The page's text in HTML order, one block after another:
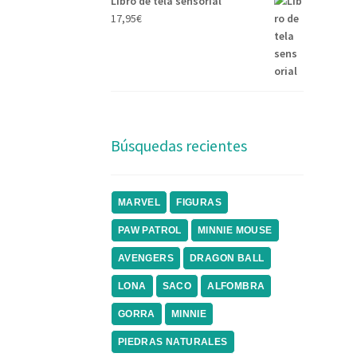
17,95€
Búsquedas recientes
MARVEL FIGURAS
PAW PATROL MINNIE MOUSE
AVENGERS DRAGON BALL
LONA SACO ALFOMBRA
GORRA MINNIE
PIEDRAS NATURALES